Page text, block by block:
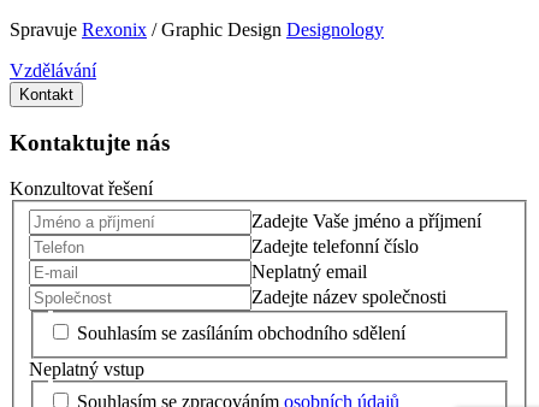
Spravuje Rexonix / Graphic Design Designology
Vzdělávání
Kontakt
Kontaktujte nás
Konzultovat řešení
Zadejte Vaše jméno a příjmení
Zadejte telefonní číslo
Neplatný email
Zadejte název společnosti
Souhlasím se zasíláním obchodního sdělení
Neplatný vstup
Souhlasím se zpracováním osobních údajů